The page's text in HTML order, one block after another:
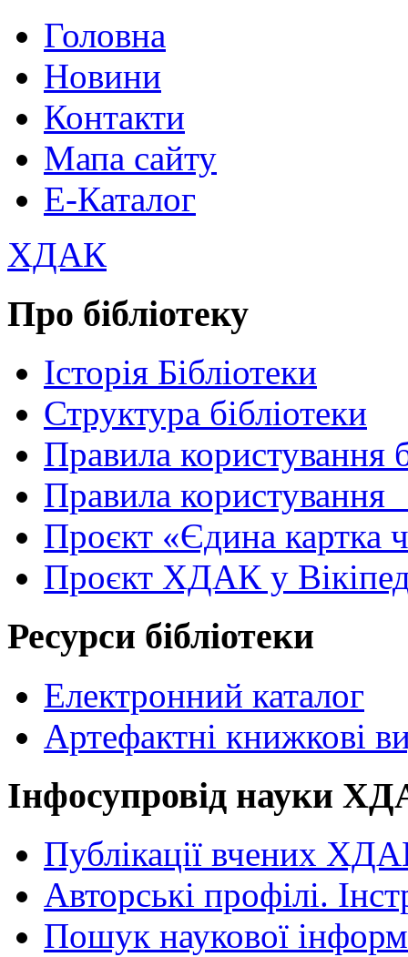
Головна
Новини
Контакти
Мапа сайту
Е-Каталог
ХДАК
Про бібліотеку
Історія Бібліотеки
Структура бібліотеки
Правила користування
Правила
Проєкт «Єдина картка
Проєкт ХДАК у
Ресурси бібліотеки
Електронний каталог
Артефактні книжкові
Інфосупровід науки
Публікації вчених
Авторські профілі.
Пошук наукової